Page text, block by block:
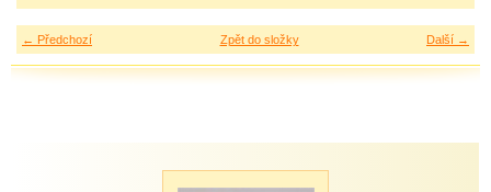
← Předchozí Další →
Zpět do složky